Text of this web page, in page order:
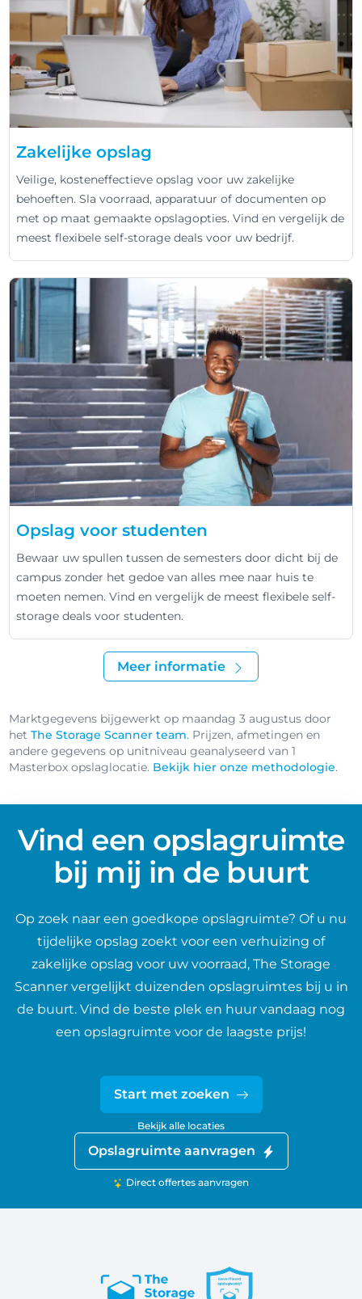
Zakelijke opslag
Veilige, kosteneffectieve opslag voor uw zakelijke
behoeften. Sla voorraad, apparatuur of documenten op
met op maat gemaakte opslagopties. Vind en vergelijk de
meest flexibele self-storage deals voor uw bedrijf.
Opslag voor studenten
Bewaar uw spullen tussen de semesters door dicht bij de
campus zonder het gedoe van alles mee naar huis te
moeten nemen. Vind en vergelijk de meest flexibele self-
storage deals voor studenten.
Meer informatie
Marktgegevens bijgewerkt op maandag 3 augustus door
hetThe Storage Scanner team. Prijzen, afmetingen en
andere gegevens op unitniveau geanalyseerd van 1
Masterbox opslaglocatie. Bekijk hier onze methodologie.
Vind een opslagruimte
bij mij in de buurt
Op zoek naar een goedkope opslagruimte? Of u nu
tijdelijke opslag zoekt voor een verhuizing of
zakelijke opslag voor uw voorraad, The Storage
Scanner vergelijkt duizenden opslagruimtes bij u in
de buurt. Vind de beste plek en huur vandaag nog
een opslagruimte voor de laagste prijs!
Start met zoeken
Bekijk alle locaties
Opslagruimte aanvragen
Direct offertes aanvragen